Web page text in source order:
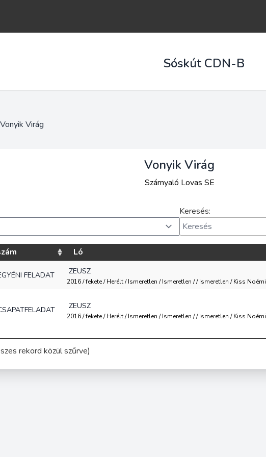
Sóskút CDN-B
Vonyik Virág
Vonyik Virág
Szárnyaló Lovas SE
Keresés:
Ló
FELADAT ZEUSZ
2016 / fekete / Herélt / Ismeretlen / Ismeretlen / / Ismeretlen / Kiss Noémi
ZEUSZ
2016 / fekete / Herélt / Ismeretlen / Ismeretlen / / Ismeretlen / Kiss Noémi
rekord közül szűrve)